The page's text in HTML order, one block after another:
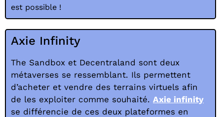
est possible !
Axie Infinity
The Sandbox et Decentraland sont deux
métaverses se ressemblant. Ils permettent
d’acheter et vendre des terrains virtuels afin
de les exploiter comme souhaité. Axie infinity
se différencie de ces deux plateformes en